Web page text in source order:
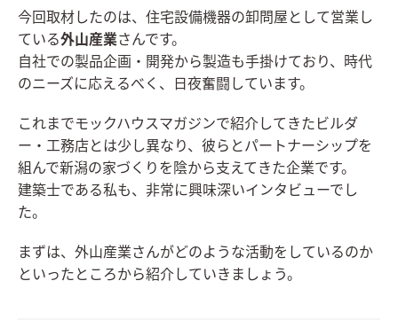
今回取材したのは、住宅設備機器の卸問屋として営業し
ている外山産業さんです。
自社での製品企画・開発から製造も手掛けており、時代
のニーズに応えるべく、日夜奮闘しています。
これまでモックハウスマガジンで紹介してきたビルダ
ー・工務店とは少し異なり、彼らとパートナーシップを
組んで新潟の家づくりを陰から支えてきた企業です。
建築士である私も、非常に興味深いインタビューでし
た。
まずは、外山産業さんがどのような活動をしているのか
といったところから紹介していきましょう。